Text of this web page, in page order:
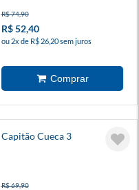
R$ 74,90
R$ 52,40
ou 2x de R$ 26,20 sem juros
Capitão Cueca 3
R$ 69,90